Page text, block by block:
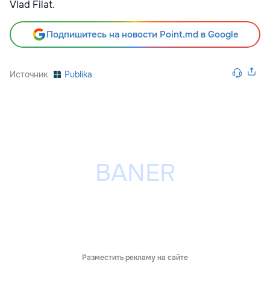
Vlad Filat.
Подпишитесь на новости Point.md в Google
Источник Publika
Разместить рекламу на сайте